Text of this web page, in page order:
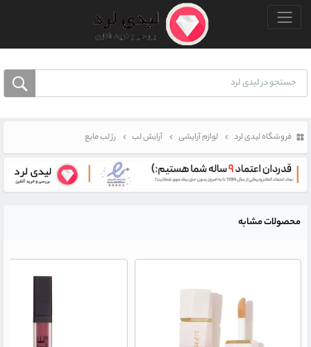
منو بالا
فروشگاه لیدی لرد لوازم آرایشی آرایش لب رژ لب مایع
محصولات مشابه